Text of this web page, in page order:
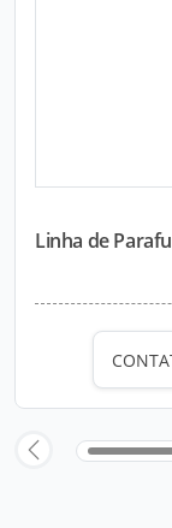
Linha de